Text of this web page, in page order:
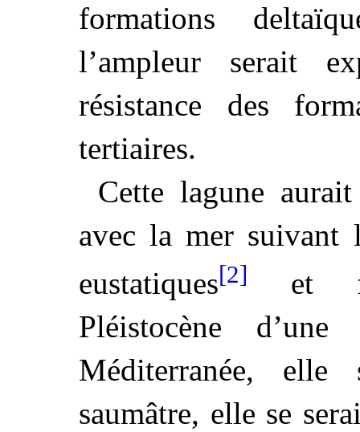
formations
l’ampleur serait
résistance des
tertiaires.
Cette lagune
avec la mer suivant
eustatiques[2]
et
Pléistocène
Méditerranée,
saumâtre, elle se